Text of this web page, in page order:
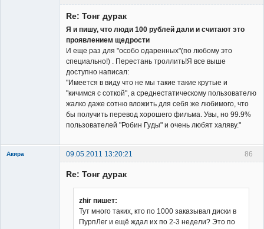
Re: Тонг дурак
Я и пишу, что люди 100 рублей дали и считают это
проявлением щедрости
И еще раз для "особо одаренных"(по любому это
специально!) . Перестань троллить!Я все выше
доступно написал:
"Имеется в виду что не мы такие такие крутые и
"кичимся с соткой", а среднестатическому пользователю
жалко даже сотню вложить для себя же любимого, что
бы получить перевод хорошего фильма. Увы, но 99.9%
пользователей "Робин Гуды" и очень любят халяву."
86
Акира 09.05.2011 13:20:21
Re: Тонг дурак
zhir пишет:
Тут много таких, кто по 1000 заказывал диски в
ПурпЛег и ещё ждал их по 2-3 недели? Это по